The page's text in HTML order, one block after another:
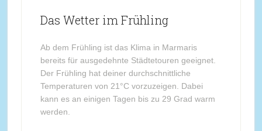
Das Wetter im Frühling
Ab dem Frühling ist das Klima in Marmaris
bereits für ausgedehnte Städtetouren geeignet.
Der Frühling hat deiner durchschnittliche
Temperaturen von 21°C vorzuzeigen. Dabei
kann es an einigen Tagen bis zu 29 Grad warm
werden.